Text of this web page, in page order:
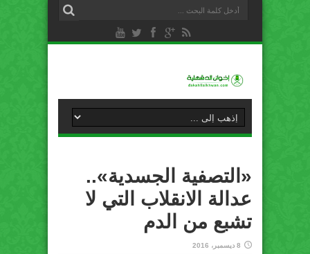
«التصفية الجسدية»..
عدالة الانقلاب التي لا
تشبع من الدم
8 ديسمبر، 2016